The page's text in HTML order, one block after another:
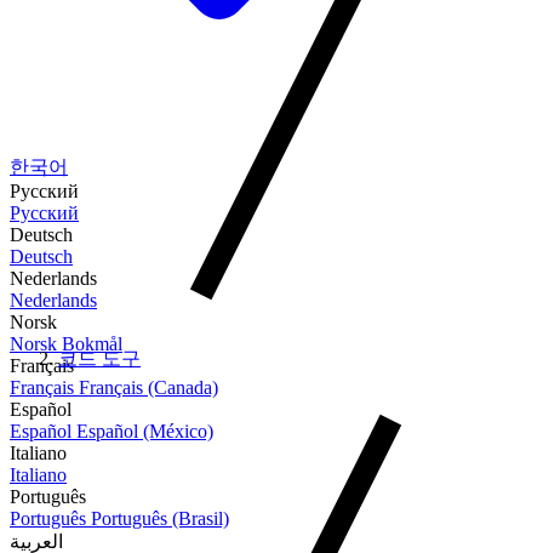
한국어
Русский
Русский
Deutsch
Deutsch
Nederlands
Nederlands
Norsk
Norsk Bokmål
Français
Français Français (Canada)
Español
Español Español (México)
Italiano
Italiano
Português
Português Português (Brasil)
العربية
코드 도구